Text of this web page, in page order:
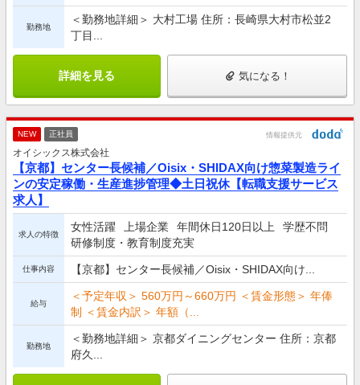
勤務地
＜勤務地詳細＞ 大村工場 住所：長崎県大村市松並2
丁目...
詳細を見る 気になる！
NEW 正社員 情報提供元
オイシックス株式会社
【京都】センター長候補／Oisix・SHIDAX向け惣菜製造ライ
ンの安定稼働・生産進捗管理◆土日祝休【転職支援サービス
求人】
求人の特徴
女性活躍 上場企業 年間休日120日以上
学歴不問
研修制度・教育制度充実
仕事内容 【京都】センター長候補／Oisix・SHIDAX向け...
給与
＜予定年収＞ 560万円～660万円 ＜賃金形態＞ 年俸
制 ＜賃金内訳＞ 年額（...
勤務地
＜勤務地詳細＞ 京都ダイニングセンター 住所：京都
府久...